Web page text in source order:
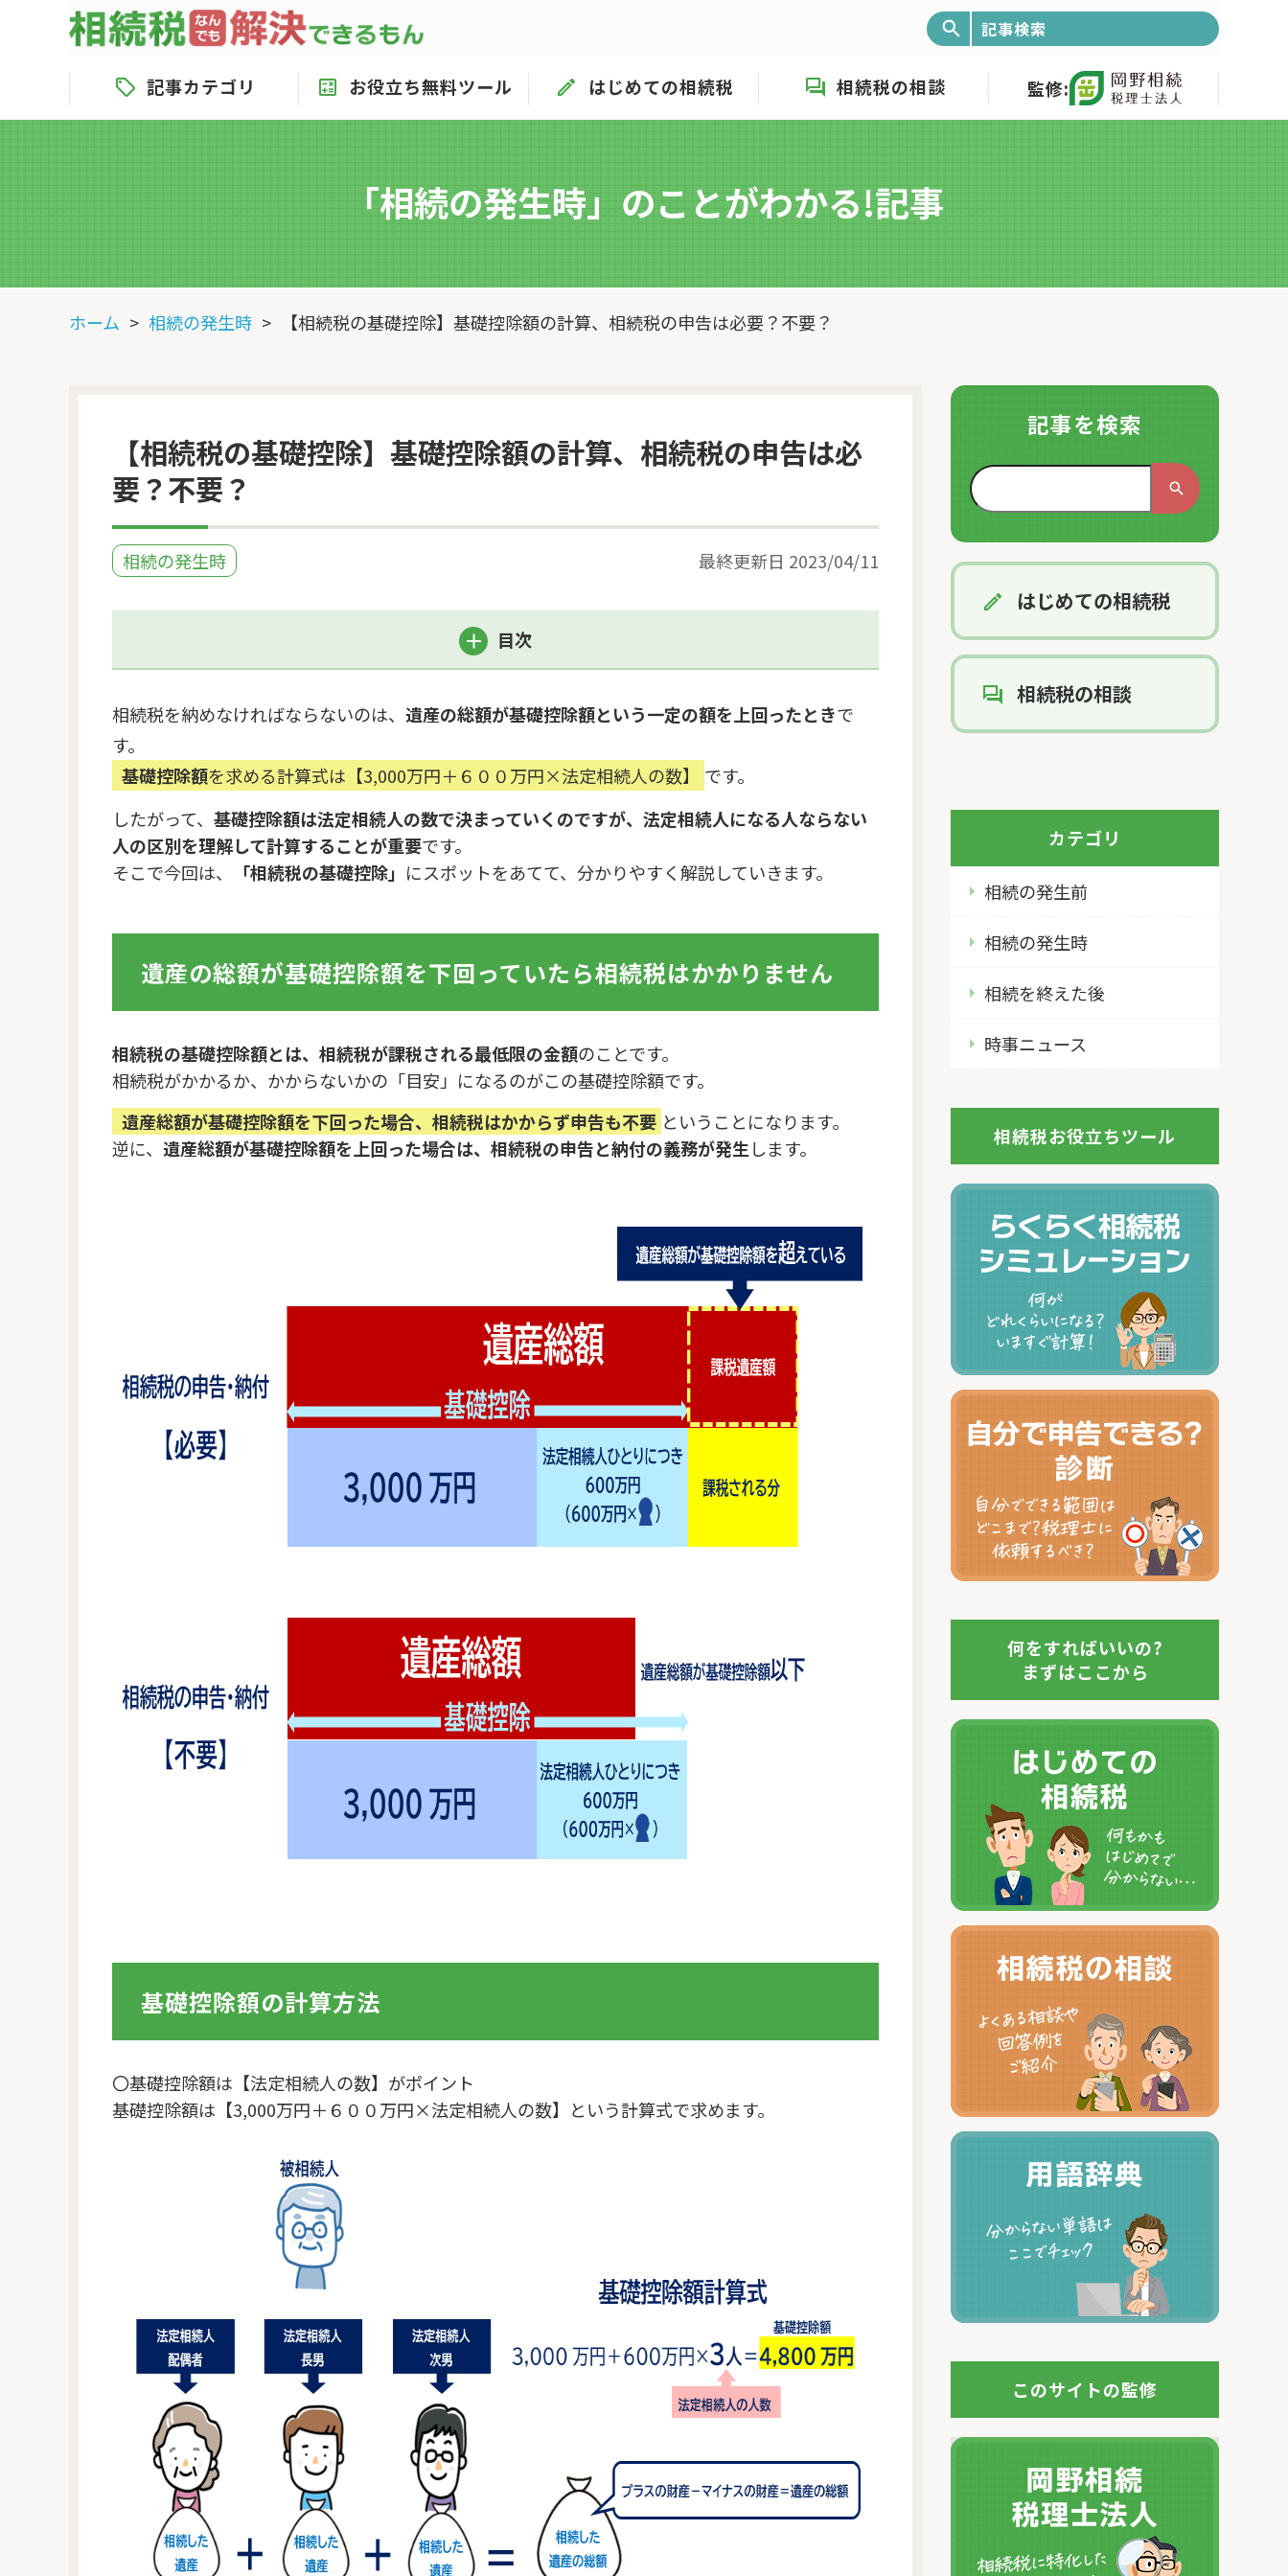
記事カテゴリ お役立ち無料ツール はじめての相続税 相続税の相談 監修:
「相続の発生時」 のことがわかる!記事
ホーム 相続の発生時 【相続税の基礎控除】基礎控除額の計算、相続税の申告は必要？不要？
【相続税の基礎控除】基礎控除額の計算、相続税の申告は必
要？不要？
相続の発生時 最終更新日 2023/04/11
目次
相続税を納めなければならないのは、 遺産の総額が基礎控除額という一定の額を上回ったときで
す。
基礎控除額を求める計算式は【3,000万円＋６００万円×法定相続人の数】
です。
したがって、 基礎控除額は法定相続人の数で決まっていくのですが、法定相続人になる人ならない
人の区別を理解して計算することが重要です。
そこで今回は、
「相続税の基礎控除」 にスポットをあてて、分かりやすく解説していきます。
遺産の総額が基礎控除額を下回っていたら相続税はかかりません
相続税の基礎控除額とは、相続税が課税される最低限の金額のことです。
相続税がかかるか、かからないかの「目安」になるのがこの基礎控除額です。
遺産総額が基礎控除額を下回った場合、相続税はかからず申告も不要 ということになります。
逆に、 遺産総額が基礎控除額を上回った場合は、相続税の申告と納付の義務が発生します。
基礎控除額の計算方法
〇基礎控除額は【法定相続人の数】がポイント
基礎控除額は【3,000万円＋６００万円×法定相続人の数】という計算式で求めます。
記事を検索
はじめての相続税
相続税の相談
カテゴリ
時事ニュース
相続の発生前
相続の発生時
相続を終えた後
相続税お役立ちツール
何をすればいいの?
まずはここから
このサイトの監修